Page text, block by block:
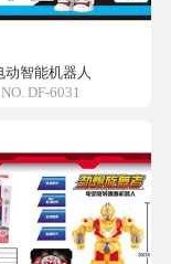
动智能机器人
NO. DF-6031